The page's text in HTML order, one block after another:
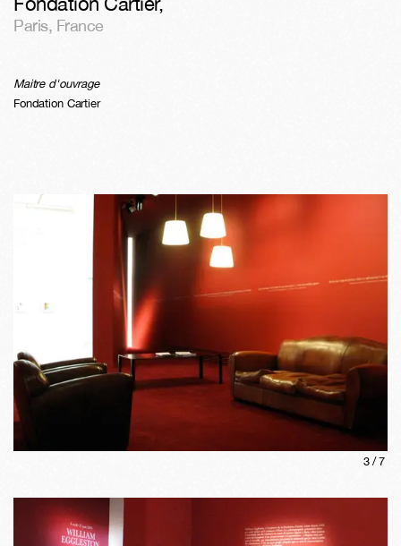
Paris, France
Maitre d'ouvrage
Fondation Cartier
3 /7